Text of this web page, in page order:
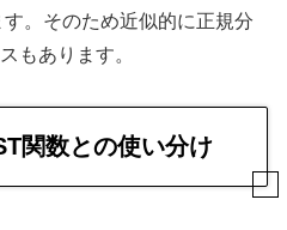
。そのため近似的に正規分
もあります。
関数との使い分け